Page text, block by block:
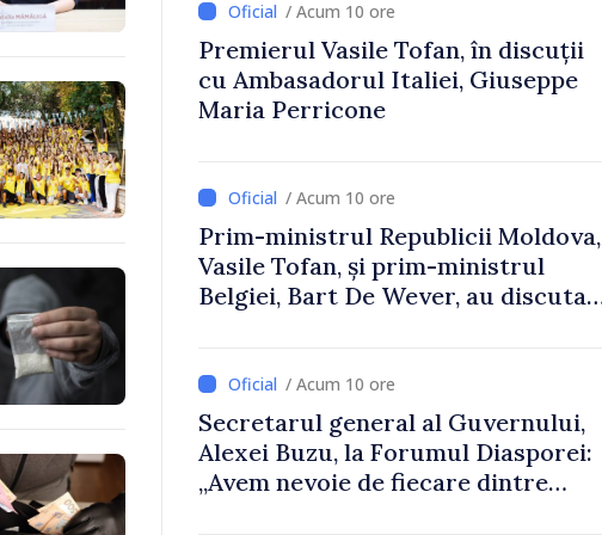
/ Acum 10 ore
Premierul Vasile Tofan, în discuții
cu Ambasadorul Italiei, Giuseppe
Maria Perricone
/ Acum 10 ore
Prim-ministrul Republicii Moldova,
Vasile Tofan, și prim-ministrul
Belgiei, Bart De Wever, au discutat
/ Acum 10 ore
Secretarul general al Guvernului,
Alexei Buzu, la Forumul Diasporei:
„Avem nevoie de fiecare dintre